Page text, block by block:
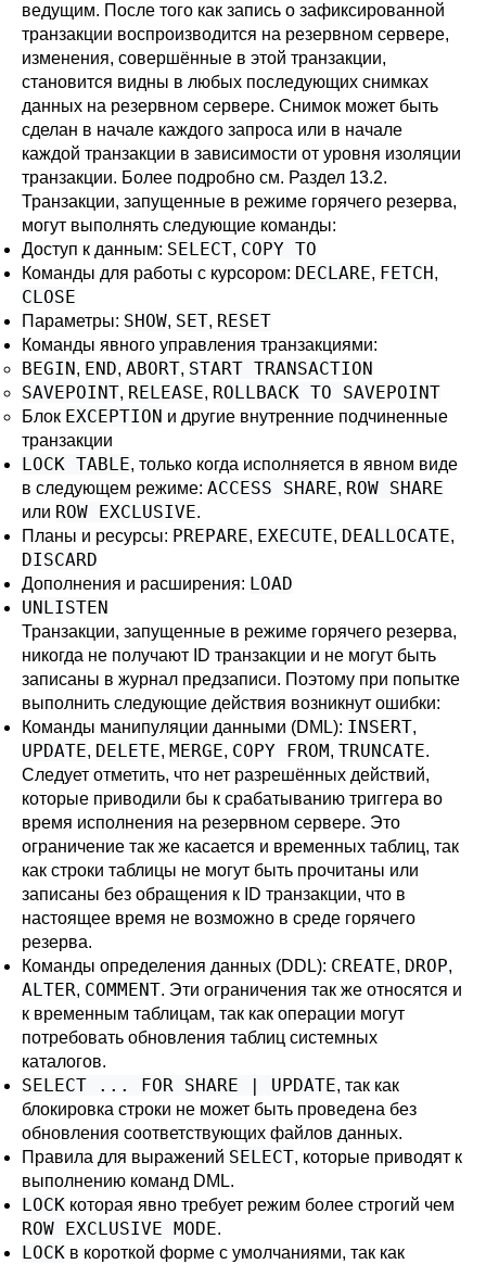
ведущим. После того как запись о зафиксированной
транзакции воспроизводится на резервном сервере,
изменения, совершённые в этой транзакции,
становится видны в любых последующих снимках
данных на резервном сервере. Снимок может быть
сделан в начале каждого запроса или в начале
каждой транзакции в зависимости от уровня изоляции
транзакции. Более подробно см. Раздел 13.2.
Транзакции, запущенные в режиме горячего резерва,
могут выполнять следующие команды:
Доступ к данным: SELECT, COPY TO
Команды для работы с курсором: DECLARE, FETCH,
CLOSE
Параметры: SHOW, SET, RESET
Команды явного управления транзакциями:
BEGIN, END, ABORT, START TRANSACTION
SAVEPOINT, RELEASE, ROLLBACK TO SAVEPOINT
Блок EXCEPTION и другие внутренние подчиненные
транзакции
LOCK TABLE, только когда исполняется в явном виде
в следующем режиме: ACCESS SHARE, ROW SHARE
или ROW EXCLUSIVE.
Планы и ресурсы: PREPARE, EXECUTE, DEALLOCATE,
DISCARD
Дополнения и расширения: LOAD
UNLISTEN
Транзакции, запущенные в режиме горячего резерва,
никогда не получают ID транзакции и не могут быть
записаны в журнал предзаписи. Поэтому при попытке
выполнить следующие действия возникнут ошибки:
Команды манипуляции данными (DML): INSERT,
UPDATE, DELETE, MERGE, COPY FROM, TRUNCATE.
Следует отметить, что нет разрешённых действий,
которые приводили бы к срабатыванию триггера во
время исполнения на резервном сервере. Это
ограничение так же касается и временных таблиц, так
как строки таблицы не могут быть прочитаны или
записаны без обращения к ID транзакции, что в
настоящее время не возможно в среде горячего
резерва.
Команды определения данных (DDL): CREATE, DROP,
ALTER, COMMENT. Эти ограничения так же относятся и
к временным таблицам, так как операции могут
потребовать обновления таблиц системных
каталогов.
SELECT ... FOR SHARE | UPDATE, так как
блокировка строки не может быть проведена без
обновления соответствующих файлов данных.
Правила для выражений SELECT, которые приводят к
выполнению команд DML.
LOCK которая явно требует режим более строгий чем
ROW EXCLUSIVE MODE.
LOCK в короткой форме с умолчаниями, так как